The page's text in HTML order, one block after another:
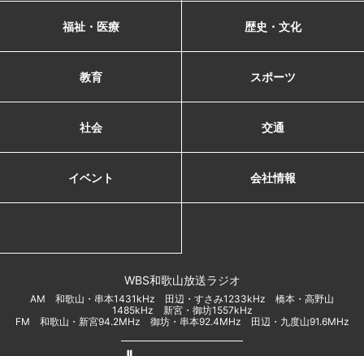
福祉・医療 歴史・文化
教育 スポーツ
社会 交通
イベント 会社情報
WBS和歌山放送ラジオ
AM 和歌山・串本1431kHz 田辺・すさみ1233kHz 橋本・高野山
1485kHz 新宮・御坊1557kHz
FM 和歌山・新宮94.2MHz 御坊・串本92.4MHz 田辺・九度山91.6MHz